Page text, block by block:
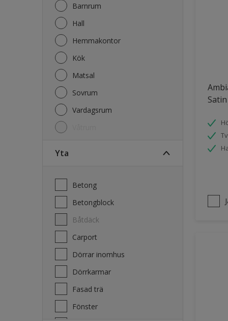
Barnrum
Hall
Hemmakontor
Kök
Matsal
Sovrum
Vardagsrum
Yta
Betong
Betongblock
Båtdäck
Carport
Dörrar inomhus
Dörrkarmar
Fasad trä
Fönster